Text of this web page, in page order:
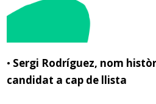
• Sergi Rodríguez, nom
candidat a cap de llista